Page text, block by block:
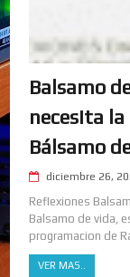
Balsamo
necesita
Bálsamo
diciembre 26,
Reflexiones
Balsamo de vida,
programacion de
VER MAS..